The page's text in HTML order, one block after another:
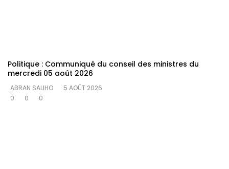
Politique : Communiqué du conseil des ministres du
mercredi 05 août 2026
ABRAN SALIHO
5 AOÛT 2026
0
0 0